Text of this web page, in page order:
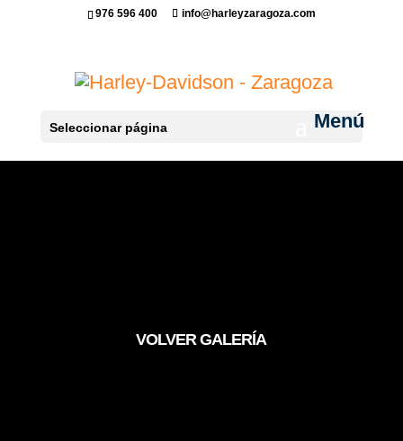
976 596 400 info@harleyzaragoza.com
Seleccionar página
VOLVER GALERÍA